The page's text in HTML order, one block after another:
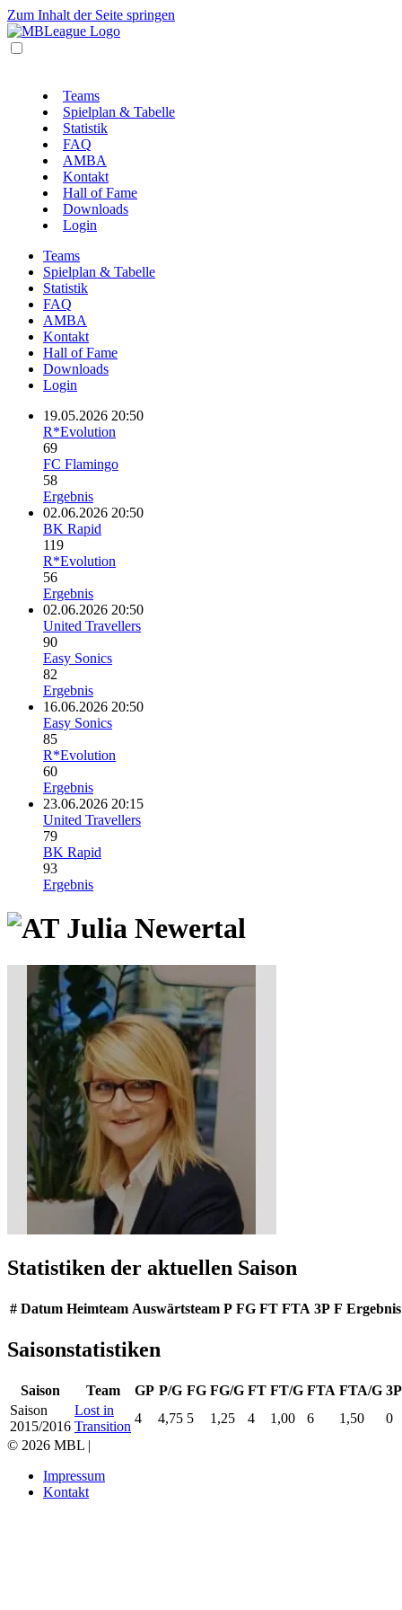
Zum Inhalt der Seite springen
Teams
Spielplan & Tabelle
Statistik
FAQ
AMBA
Kontakt
Hall of Fame
Downloads
Login
Teams
Spielplan & Tabelle
Statistik
FAQ
AMBA
Kontakt
Hall of Fame
Downloads
Login
19.05.2026 20:50
R*Evolution
69
FC Flamingo
58
Ergebnis
02.06.2026 20:50
BK Rapid
119
R*Evolution
56
Ergebnis
02.06.2026 20:50
United Travellers
90
Easy Sonics
82
Ergebnis
16.06.2026 20:50
Easy Sonics
85
R*Evolution
60
Ergebnis
23.06.2026 20:15
United Travellers
79
BK Rapid
93
Ergebnis
Julia Newertal
Statistiken der aktuellen Saison
# Datum Heimteam Auswärtsteam P FG FT FTA 3P F Ergebnis
Saisonstatistiken
Saison Team GP P/G FG FG/G FT FT/G FTA FTA/G 3P
Saison
2015/2016
Lost in
Transition
4 4,75 5 1,25 4 1,00 6 1,50
0
© 2026 MBL |
Impressum
Kontakt